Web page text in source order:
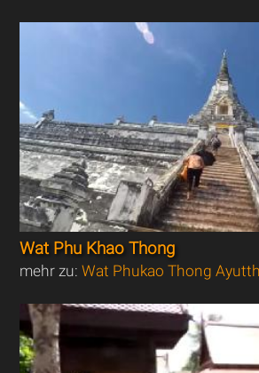
Wat Phu Khao Thong
mehr zu:Wat Phukao Thong